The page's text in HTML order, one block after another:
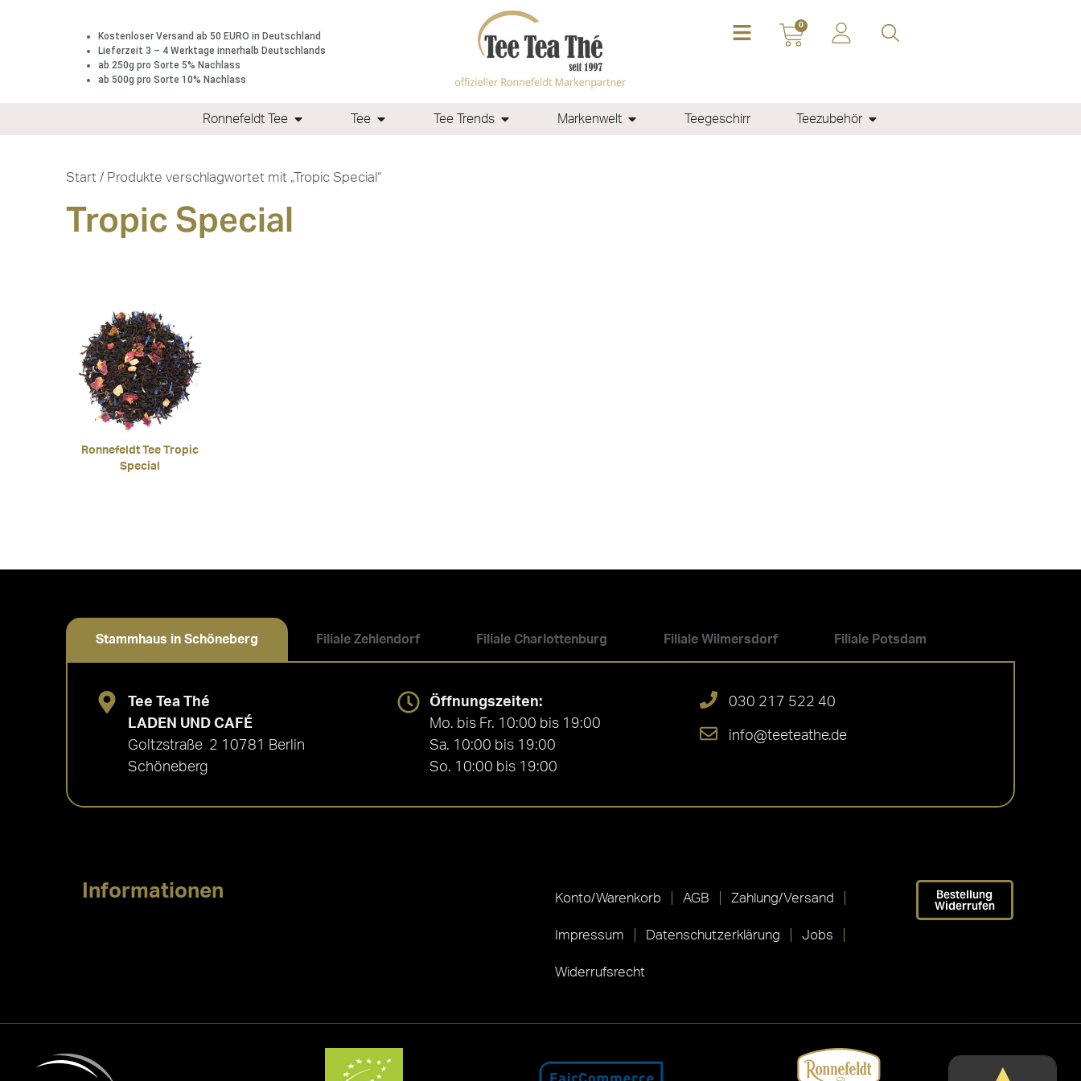
Kostenloser Versand ab 50 EURO in Deutschland
Lieferzeit 3 – 4 Werktage innerhalb Deutschlands
ab 250g pro Sorte 5% Nachlass
ab 500g pro Sorte 10% Nachlass
0
Ronnefeldt Tee Tee Tee Trends Markenwelt Teegeschirr Teezubehör
Start / Produkte verschlagwortet mit „Tropic Special“
Tropic Special
Ronnefeldt Tee Tropic
Special
Stammhaus in Schöneberg Filiale Zehlendorf Filiale Charlottenburg Filiale Wilmersdorf Filiale Potsdam
Tee Tea Thé
LADEN UND CAFÉ
Goltzstraße 2 10781 Berlin
Schöneberg
Öffnungszeiten:
Mo. bis Fr. 10:00 bis 19:00
Sa. 10:00 bis 19:00
So. 10:00 bis 19:00
030 217 522 40
info@teeteathe.de
Informationen Konto/Warenkorb AGB Zahlung/Versand
Impressum Datenschutzerklärung Jobs
Widerrufsrecht
Bestellung
Widerrufen